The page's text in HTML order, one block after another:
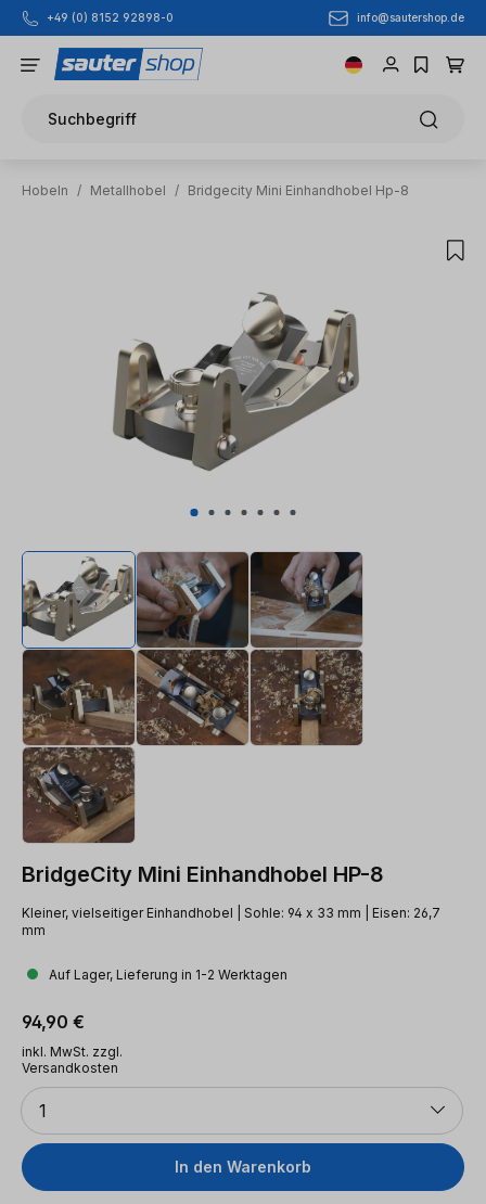
Zum Hauptinhalt springen
+49 (0) 8152 92898-0 info@sautershop.de
Suchbegriff
Hobeln / Metallhobel / Bridgecity Mini Einhandhobel Hp-8
BridgeCity Mini Einhandhobel HP-8
Kleiner, vielseitiger Einhandhobel | Sohle: 94 x 33 mm | Eisen: 26,7
mm
Auf Lager, Lieferung in 1-2 Werktagen
Regulärer Preis:
94,90 €
inkl. MwSt. zzgl.
Versandkosten
Anzahl
1
In den Warenkorb